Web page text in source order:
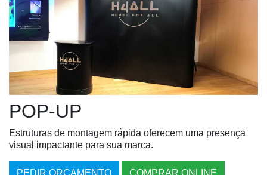
POP-UP
Estruturas de montagem rápida oferecem uma presença
visual impactante para sua marca.
PEDIR ORÇAMENTO COMPRAR ONLINE